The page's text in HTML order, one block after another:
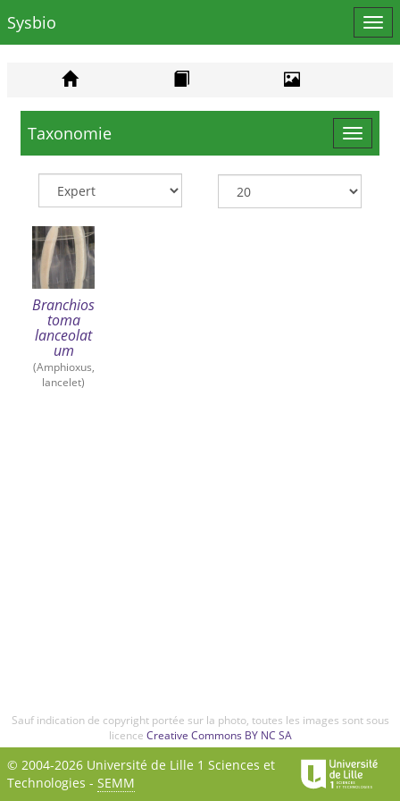
le
Sysbio
Toggle
Taxonomie
Branchios
toma
lanceolat
um
(Amphioxus,
lancelet)
Sauf indication de copyright portée sur la photo, toutes les images sont sous
licence Creative Commons BY NC SA
© 2004-2026 Université de Lille 1 Sciences et
Technologies - SEMM